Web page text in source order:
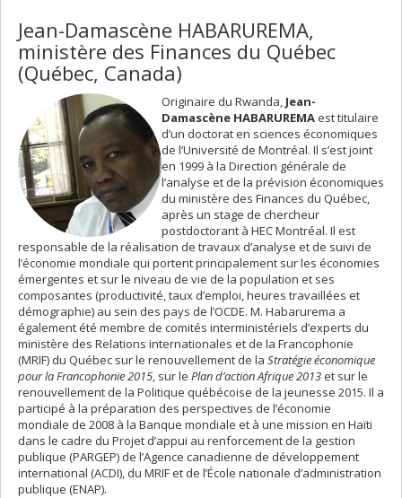
Jean-Damascène HABARUREMA,
ministère des Finances du Québec
(Québec, Canada)
Originaire du Rwanda, Jean-
Damascène HABARUREMAest titulaire
d’un doctorat en sciences économiques
de l’Université de Montréal. Il s’est joint
en 1999 à la Direction générale de
l’analyse et de la prévision économiques
du ministère des Finances du Québec,
après un stage de chercheur
postdoctorant à HEC Montréal. Il est
responsable de la réalisation de travaux d’analyse et de suivi de
l’économie mondiale qui portent principalement sur les économies
émergentes et sur le niveau de vie de la population et ses
composantes (productivité, taux d’emploi, heures travaillées et
démographie) au sein des pays de l’OCDE. M. Habarurema a
également été membre de comités interministériels d’experts du
ministère des Relations internationales et de la Francophonie
(MRIF) du Québec sur le renouvellement de la Stratégie économique
pour la Francophonie 2015, sur le Plan d’action Afrique 2013et sur le
renouvellement de la Politique québécoise de la jeunesse 2015. Il a
participé à la préparation des perspectives de l’économie
mondiale de 2008 à la Banque mondiale et à une mission en Haïti
dans le cadre du Projet d’appui au renforcement de la gestion
publique (PARGEP) de l’Agence canadienne de développement
international (ACDI), du MRIF et de l’École nationale d’administration
publique (ENAP).